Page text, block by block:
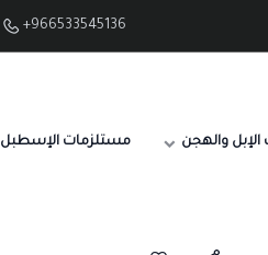
+966533545136
والهجن مستلزمات الإسطبل